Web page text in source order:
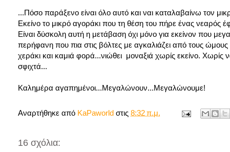
...Πόσο παράξενο είναι όλο αυτό και ναι καταλαβαίνω τον
Εκείνο το μικρό αγοράκι που τη θέση του πήρε ένας νεαρός
Είναι δύσκολη αυτή η μετάβαση όχι μόνο για εκείνον που
περήφανη που πια στις βόλτες με αγκαλιάζει από τους
χεράκι και καμιά φορά...νιώθει μοναξιά χωρίς εκείνο. Χωρίς
σφιχτά...
Καλημέρα αγαπημένοι...Μεγαλώνουν...Μεγαλώνουμε!
Αναρτήθηκε από KaPaworld στις 8:32 π.μ.
16 σχόλια: